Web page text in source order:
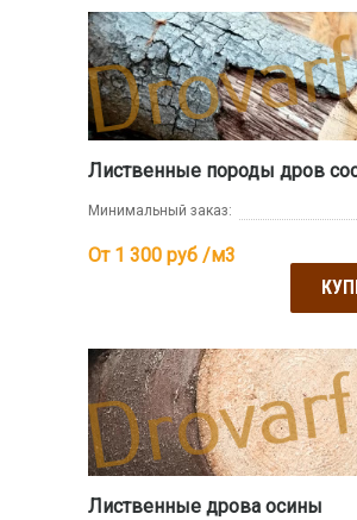
Лиственные породы дров
Минимальный заказ:
От 1 300 руб /м3
Лиственные дрова осины